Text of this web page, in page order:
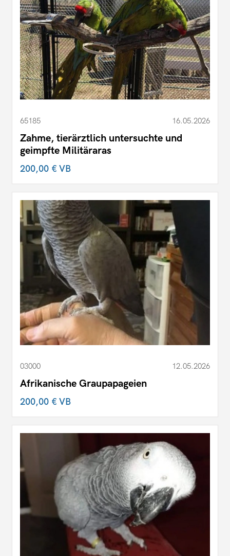
65185 16.05.2026
Zahme, tierärztlich untersuchte und
geimpfte Militäraras
200,00 €VB
03000 12.05.2026
Afrikanische Graupapageien
200,00 €VB